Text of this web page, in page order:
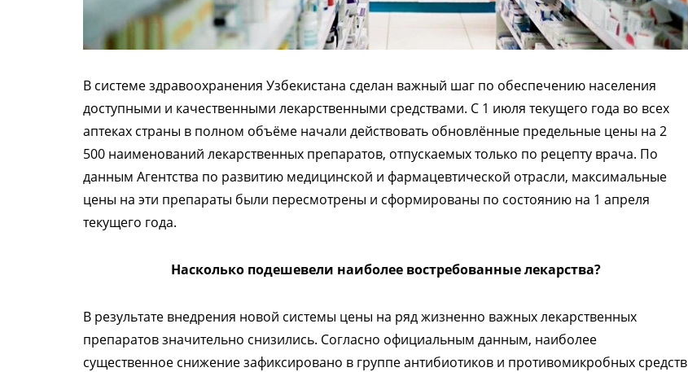
В системе здравоохранения Узбекистана сделан важный шаг по обеспечению населения
доступными и качественными лекарственными средствами. С 1 июля текущего года во всех
аптеках страны в полном объёме начали действовать обновлённые предельные цены на 2
500 наименований лекарственных препаратов, отпускаемых только по рецепту врача. По
данным Агентства по развитию медицинской и фармацевтической отрасли, максимальные
цены на эти препараты были пересмотрены и сформированы по состоянию на 1 апреля
текущего года.
Насколько подешевели наиболее востребованные лекарства?
В результате внедрения новой системы цены на ряд жизненно важных лекарственных
препаратов значительно снизились. Согласно официальным данным, наиболее
существенное снижение зафиксировано в группе антибиотиков и противомикробных средств